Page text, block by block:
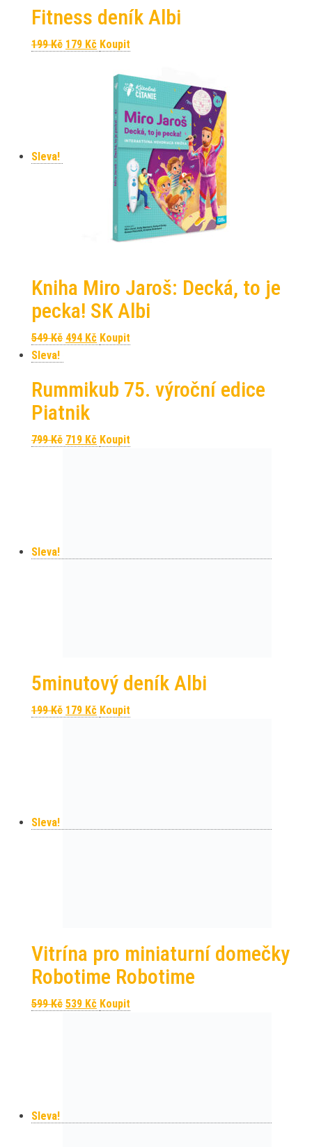
Fitness deník Albi
199Kč Původní cena byla: 199 Kč.
179 KčAktuální cena je: 179 Kč.
Koupit
Sleva!
Kniha Miro Jaroš: Decká, to je
pecka! SK Albi
549Kč Původní cena byla: 549 Kč.
494 KčAktuální cena je: 494 Kč.
Koupit
Sleva!
Rummikub 75. výroční edice
Piatnik
799Kč Původní cena byla: 799 Kč.
719 KčAktuální cena je: 719 Kč.
Koupit
Sleva!
5minutový deník Albi
199Kč Původní cena byla: 199 Kč.
179 KčAktuální cena je: 179 Kč.
Koupit
Sleva!
Vitrína pro miniaturní domečky
Robotime Robotime
599Kč Původní cena byla: 599 Kč.
539 KčAktuální cena je: 539 Kč.
Koupit
Sleva!